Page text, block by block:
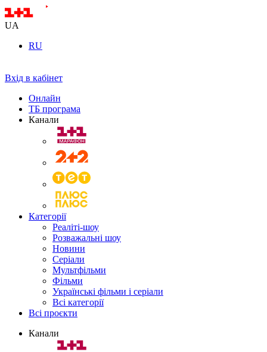
UA
RU
Вхід в кабінет
Онлайн
ТБ програма
Канали
Категорії
Реаліті-шоу
Розважальні шоу
Новини
Серіали
Мультфільми
Фільми
Українські фільми і серіали
Всі категорії
Всі проєкти
Канали